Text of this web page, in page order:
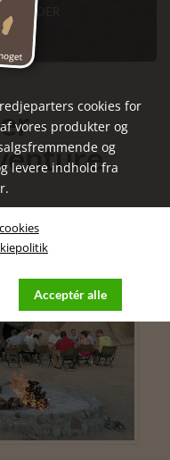
-
cookies for
vores produkter og
og
levere indhold fra
Acceptér alle